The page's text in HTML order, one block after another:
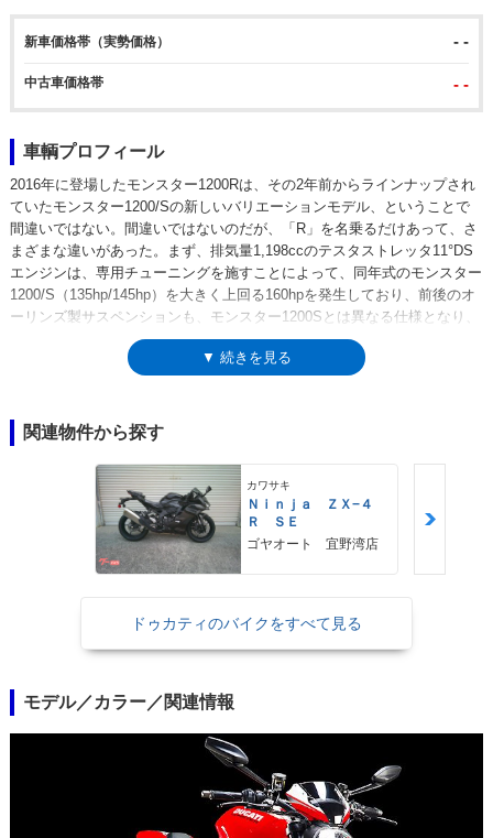
新車価格帯（実勢価格） - -
中古車価格帯 - -
車輌プロフィール
2016年に登場したモンスター1200Rは、その2年前からラインナップされ
ていたモンスター1200/Sの新しいバリエーションモデル、ということで
間違いではない。間違いではないのだが、「R」を名乗るだけあって、さ
まざまな違いがあった。まず、排気量1,198ccのテスタストレッタ11°DS
エンジンは、専用チューニングを施すことによって、同年式のモンスター
1200/S（135hp/145hp）を大きく上回る160hpを発生しており、前後のオ
ーリンズ製サスペンションも、モンスター1200Sとは異なる仕様となり、
ホイールベースはやや短く（マイナス2mmの1,509mmへ）、シート高は
上げられた（プラス45mmの830mmへ）。また、リアタイヤは、
ダンパー（オーリンズ製）も装備するなど、モンスター1200・シリーズ
の中で抜きんでた運動能力が与えられていた。また、ビキニカウル装備以
外、同じように見える車体デザインも、実際はシートを含めてリアセクシ
ョンが一新されており、ナンバープレートは、ハイマウントタイプになっ
ていた。なお、モンスター1200/Sは、2017年モデルでマイナーチェンジ
を受けたが、モンスター1200Rは、登場時そのままの仕様で、2018年まで
ラインナップされた。
▼ 続きを見る
関連物件から探す
カワサキ
Ｎｉｎｊａ ＺＸ−４
Ｒ ＳＥ
ゴヤオート 宜野湾店
ドゥカティのバイクをすべて見る
モデル／カラー／関連情報